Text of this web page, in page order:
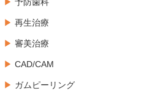
予防歯科
再生治療
審美治療
CAD/CAM
ガムピーリング